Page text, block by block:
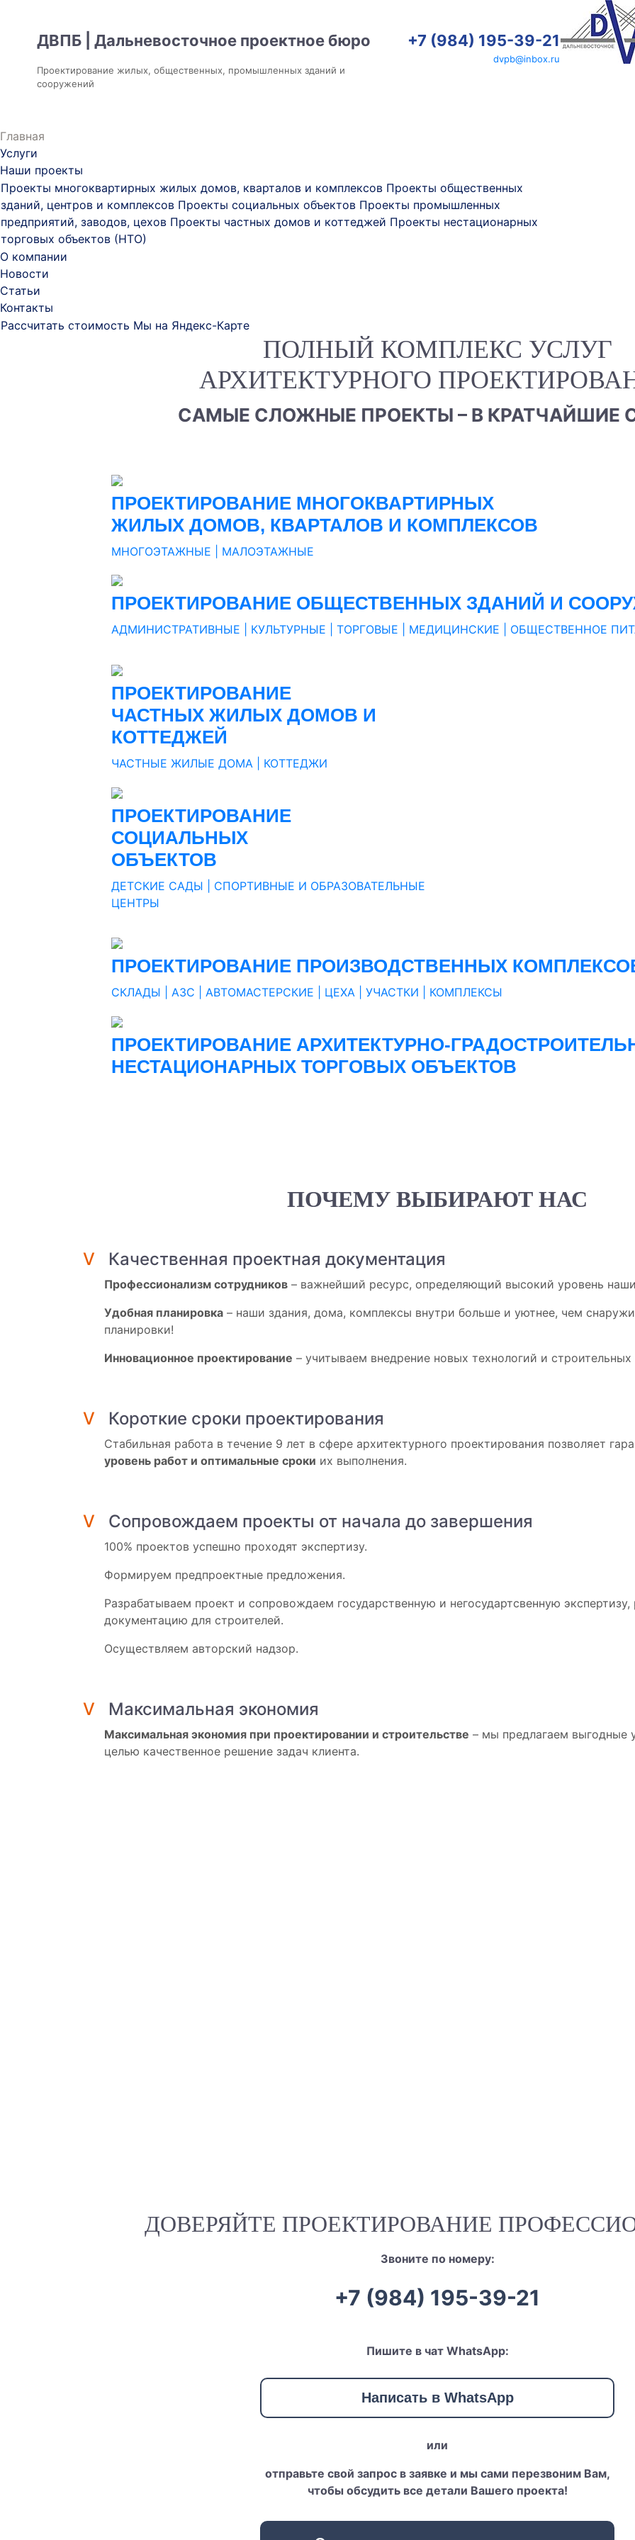
ДВПБ | Дальневосточное проектное бюро
Проектирование жилых, общественных, промышленных зданий и
сооружений
+7 (984) 195-39-21
dvpb@inbox.ru
Главная
Услуги
Наши проекты
Проекты многоквартирных жилых домов, кварталов и комплексов Проекты общественных
зданий, центров и комплексов Проекты социальных объектов Проекты промышленных
предприятий, заводов, цехов Проекты частных домов и коттеджей Проекты нестационарных
торговых объектов (НТО)
О компании
Новости
Статьи
Контакты
Рассчитать стоимость Мы на Яндекс-Карте
ВОПЛОЩАЕМ ВАШИ ПРЕДСТАВЛЕНИЯ ОБ
ПОЛНЫЙ КОМПЛЕКС УСЛУГ
АРХИТЕКТУРНОГО
САМЫЕ СЛОЖНЫЕ ПРОЕКТЫ – В КРАТЧАЙШИЕ
ПРОЕКТИРОВАНИЕ МНОГОКВАРТИРНЫХ
ЖИЛЫХ ДОМОВ, КВАРТАЛОВ И КОМПЛЕКСОВ
МНОГОЭТАЖНЫЕ | МАЛОЭТАЖНЫЕ
ПРОЕКТИРОВАНИЕ ОБЩЕСТВЕННЫХ ЗДАНИЙ И
АДМИНИСТРАТИВНЫЕ | КУЛЬТУРНЫЕ | ТОРГОВЫЕ | МЕДИЦИНСКИЕ | ОБЩЕСТВЕННОЕ
ПРОЕКТИРОВАНИЕ
ЧАСТНЫХ ЖИЛЫХ ДОМОВ И
КОТТЕДЖЕЙ
ЧАСТНЫЕ ЖИЛЫЕ ДОМА | КОТТЕДЖИ
ПРОЕКТИРОВАНИЕ
СОЦИАЛЬНЫХ
ОБЪЕКТОВ
ДЕТСКИЕ САДЫ | СПОРТИВНЫЕ И ОБРАЗОВАТЕЛЬНЫЕ
ЦЕНТРЫ
ПРОЕКТИРОВАНИЕ ПРОИЗВОДСТВЕННЫХ
СКЛАДЫ | АЗС | АВТОМАСТЕРСКИЕ | ЦЕХА | УЧАСТКИ | КОМПЛЕКСЫ
ПРОЕКТИРОВАНИЕ АРХИТЕКТУРНО-
НЕСТАЦИОНАРНЫХ ТОРГОВЫХ ОБЪЕКТОВ
ПОЧЕМУ ВЫБИРАЮТ НАС
V Качественная проектная документация
Профессионализм сотрудников – важнейший ресурс, определяющий высокий уровень
Удобная планировка – наши здания, дома, комплексы внутри больше и уютнее, чем
планировки!
Инновационное проектирование – учитываем внедрение новых технологий и строительных
V Короткие сроки проектирования
Стабильная работа в течение 9 лет в сфере архитектурного проектирования позволяет
уровень работ и оптимальные сроки их выполнения.
V Сопровождаем проекты от начала до завершения
100% проектов успешно проходят экспертизу.
Формируем предпроектные предложения.
Разрабатываем проект и сопровождаем государственную и негосудартсвенную
документацию для строителей.
Осуществляем авторский надзор.
V Максимальная экономия
Максимальная экономия при проектировании и строительстве – мы предлагаем выгодные
целью качественное решение задач клиента.
ДОВЕРЯЙТЕ ПРОЕКТИРОВАНИЕ
Звоните по номеру:
+7 (984) 195-39-21
Пишите в чат WhatsApp:
Написать в WhatsApp
или
отправьте свой запрос в заявке и мы сами перезвоним Вам,
чтобы обсудить все детали Вашего проекта!